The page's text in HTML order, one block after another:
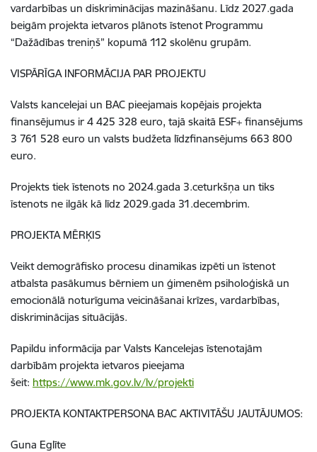
vardarbības un diskriminācijas mazināšanu. Līdz 2027.gada
beigām projekta ietvaros plānots īstenot Programmu
“Dažādības treniņš” kopumā 112 skolēnu grupām.
VISPĀRĪGA INFORMĀCIJA PAR PROJEKTU
Valsts kancelejai un BAC pieejamais kopējais projekta
finansējumus ir 4 425 328 euro, tajā skaitā ESF+ finansējums
3 761 528 euro un valsts budžeta līdzfinansējums 663 800
euro.
Projekts tiek īstenots no 2024.gada 3.ceturkšņa un tiks
īstenots ne ilgāk kā līdz 2029.gada 31.decembrim.
PROJEKTA MĒRĶIS
Veikt demogrāfisko procesu dinamikas izpēti un īstenot
atbalsta pasākumus bērniem un ģimenēm psiholoģiskā un
emocionālā noturīguma veicināšanai krīzes, vardarbības,
diskriminācijas situācijās.
Papildu informācija par Valsts Kancelejas īstenotajām
darbībām projekta ietvaros pieejama
šeit: https://www.mk.gov.lv/lv/projekti
PROJEKTA KONTAKTPERSONA BAC AKTIVITĀŠU JAUTĀJUMOS:
Guna Eglīte